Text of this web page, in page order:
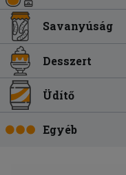
Savanyúság
Desszert
Üdítő
Egyéb